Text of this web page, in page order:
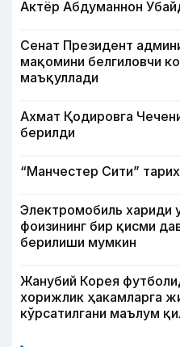
Актёр Абду­маннон
Сенат Президент
мақомини белгиловчи
маъқуллади
Ахмат Қодировга
берилди
“Манчестер Сити”
Электромобиль хариди
фоизининг бир қисми
берилиши мумкин
Жанубий Корея
хорижлик ҳакамларга
кўрсатилгани маълум